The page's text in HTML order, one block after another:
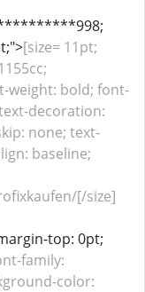
[size= 11pt;
weight: bold; font-
decoration:
none; text-
baseline;
[/size]
top: 0pt;
family:
color: